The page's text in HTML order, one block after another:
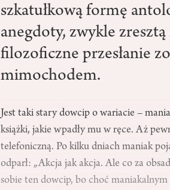
szkatułkową formę
anegdoty, zwykle
filozoficzne przesłanie
mimochodem.
Jest taki stary dowcip o wariacie –
książki, jakie wpadły mu w ręce. Aż
telefoniczną. Po kilku dniach maniak
odparł: „Akcja jak akcja. Ale co za
sobie ten dowcip, bo choć